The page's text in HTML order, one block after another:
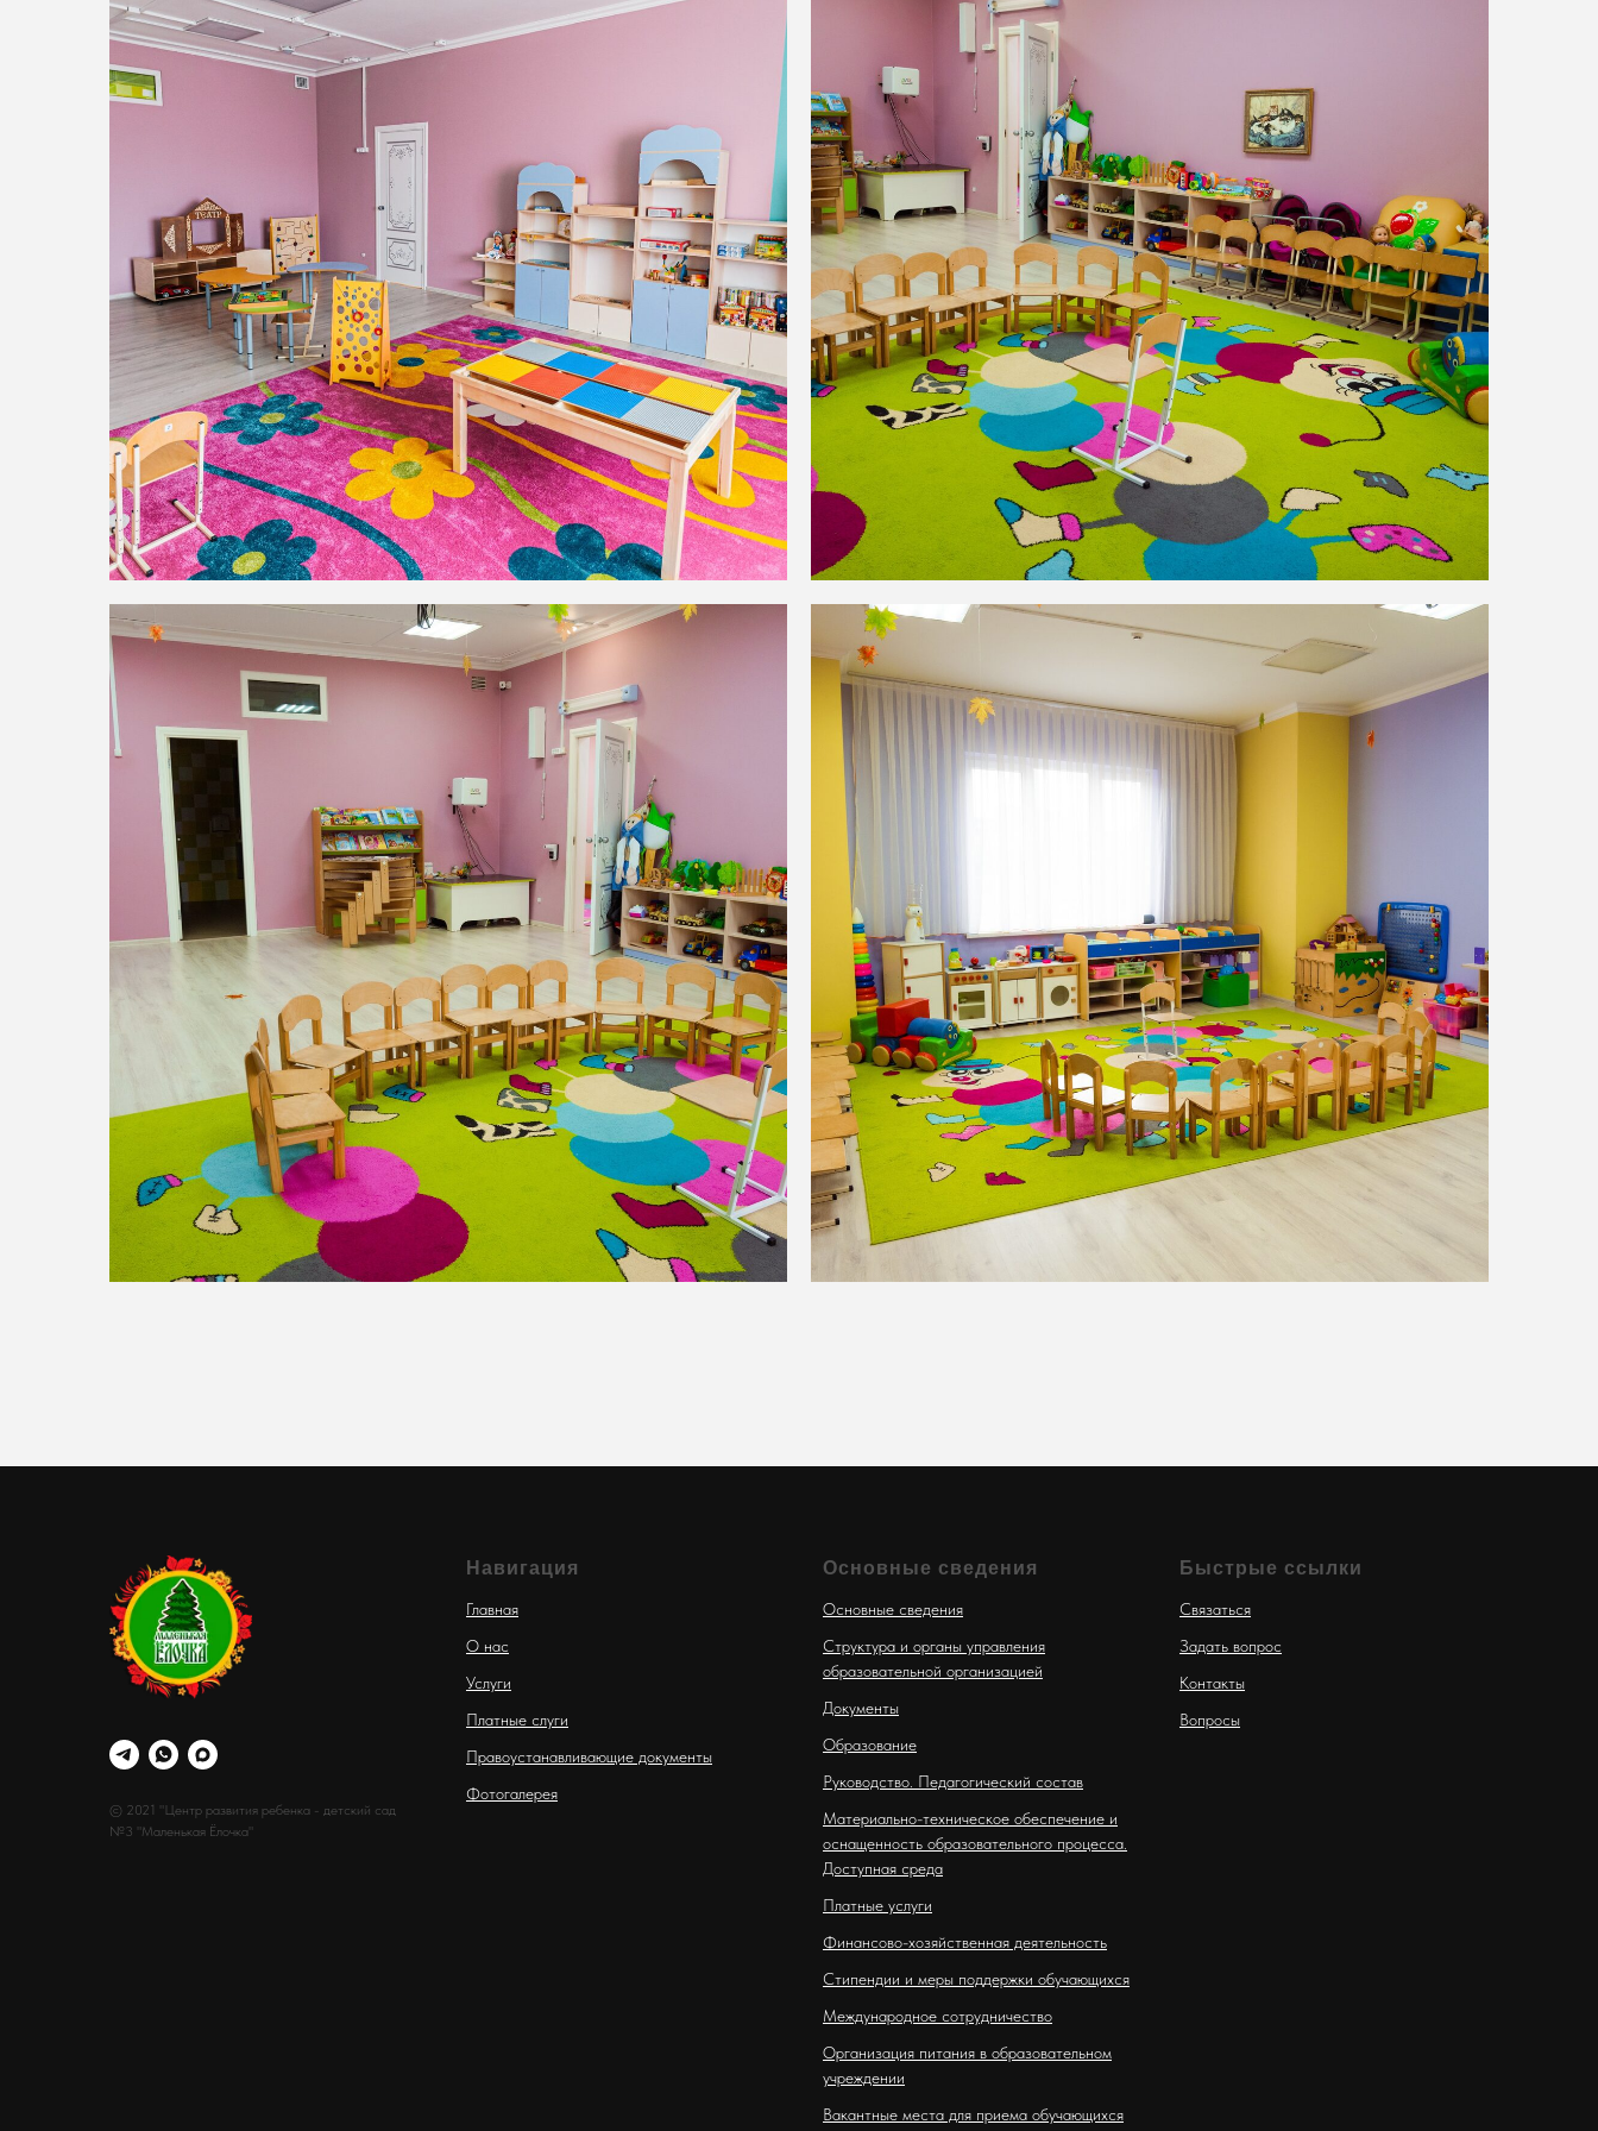
© 2021 "Центр развития ребенка - детский сад
№3 "Маленькая Ёлочка"
Навигация
Главная
О нас
Услуги
Платные слуги
Правоустанавливающие документы
Фотогалерея
Основные сведения
Основные сведения
Структура и органы управления
образовательной организацией
Документы
Образование
Руководство. Педагогический состав
Материально-техническое обеспечение и
оснащенность образовательного процесса.
Доступная среда
Платные услуги
Финансово-хозяйственная деятельность
Стипендии и меры поддержки обучающихся
Международное сотрудничество
Организация питания в образовательном
учреждении
Вакантные места для приема обучающихся
Быстрые ссылки
Связаться
Задать вопрос
Контакты
Вопросы